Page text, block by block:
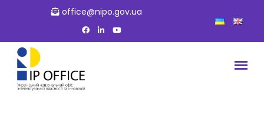
office@nipo.gov.ua